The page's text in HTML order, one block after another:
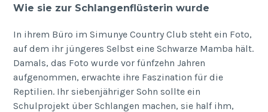
Wie sie zur Schlangenflüsterin wurde
In ihrem Büro im Simunye Country Club steht ein Foto,
auf dem ihr jüngeres Selbst eine Schwarze Mamba hält.
Damals, das Foto wurde vor fünfzehn Jahren
aufgenommen, erwachte ihre Faszination für die
Reptilien. Ihr siebenjähriger Sohn sollte ein
Schulprojekt über Schlangen machen, sie half ihm,